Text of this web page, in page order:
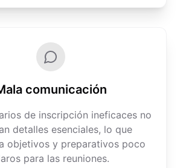
comunicación
de inscripción ineficaces no
detalles esenciales, lo que
objetivos y preparativos poco
para las reuniones.